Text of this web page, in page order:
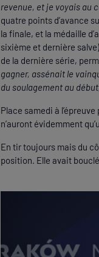
revenue, et je voyais au
quatre points d’avance
la finale, et la médaille
sixième et dernière
de la dernière série,
gagner, assénait le
du soulagement au
Place samedi à
n’auront évidemment
En tir toujours mais du
position. Elle avait